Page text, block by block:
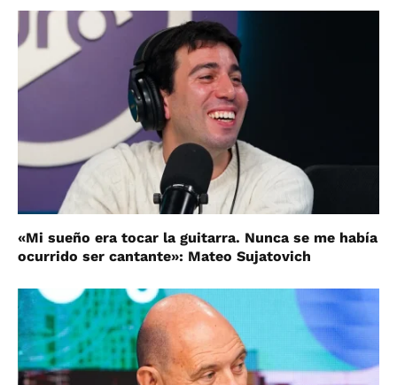
«Mi sueño era tocar la guitarra. Nunca se me había
ocurrido ser cantante»: Mateo Sujatovich